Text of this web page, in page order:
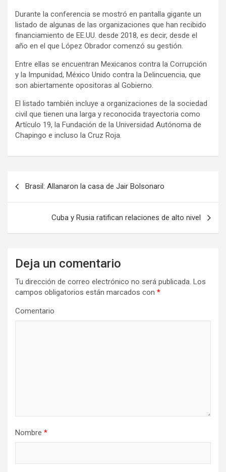
Durante la conferencia se mostró en pantalla gigante un
listado de algunas de las organizaciones que han recibido
financiamiento de EE.UU. desde 2018, es decir, desde el
año en el que López Obrador comenzó su gestión.
Entre ellas se encuentran Mexicanos contra la Corrupción
y la Impunidad, México Unido contra la Delincuencia, que
son abiertamente opositoras al Gobierno.
El listado también incluye a organizaciones de la sociedad
civil que tienen una larga y reconocida trayectoria como
Artículo 19, la Fundación de la Universidad Autónoma de
Chapingo e incluso la Cruz Roja.
Brasil: Allanaron la casa de Jair Bolsonaro
Cuba y Rusia ratifican relaciones de alto nivel
Deja un comentario
Tu dirección de correo electrónico no será publicada. Los
campos obligatorios están marcados con *
Comentario
Nombre *